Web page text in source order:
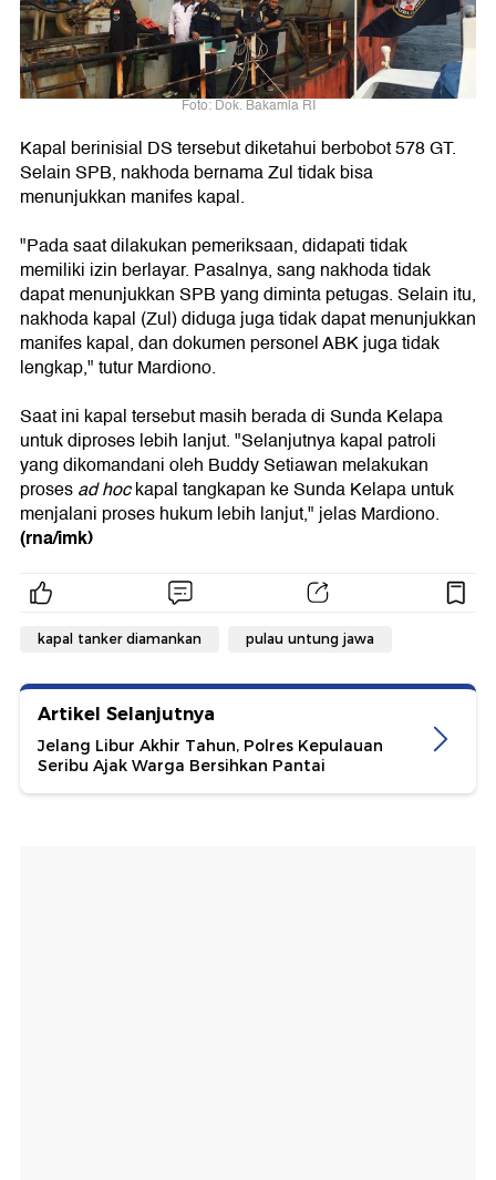
Foto: Dok. Bakamla RI
Kapal berinisial DS tersebut diketahui berbobot 578 GT.
Selain SPB, nakhoda bernama Zul tidak bisa
menunjukkan manifes kapal.
"Pada saat dilakukan pemeriksaan, didapati tidak
memiliki izin berlayar. Pasalnya, sang nakhoda tidak
dapat menunjukkan SPB yang diminta petugas. Selain itu,
nakhoda kapal (Zul) diduga juga tidak dapat menunjukkan
manifes kapal, dan dokumen personel ABK juga tidak
lengkap," tutur Mardiono.
Saat ini kapal tersebut masih berada di Sunda Kelapa
untuk diproses lebih lanjut. "Selanjutnya kapal patroli
yang dikomandani oleh Buddy Setiawan melakukan
prosesad hockapal tangkapan ke Sunda Kelapa untuk
menjalani proses hukum lebih lanjut," jelas Mardiono.
(rna/imk)
kapal tanker diamankan pulau untung jawa
Artikel Selanjutnya
Jelang Libur Akhir Tahun, Polres Kepulauan
Seribu Ajak Warga Bersihkan Pantai